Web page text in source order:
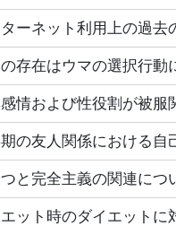
ーネット利用上の過去
の存在はウマの選択行動
情および性役割が被服
の友人関係における自
と完全主義の関連に
ット時のダイエット